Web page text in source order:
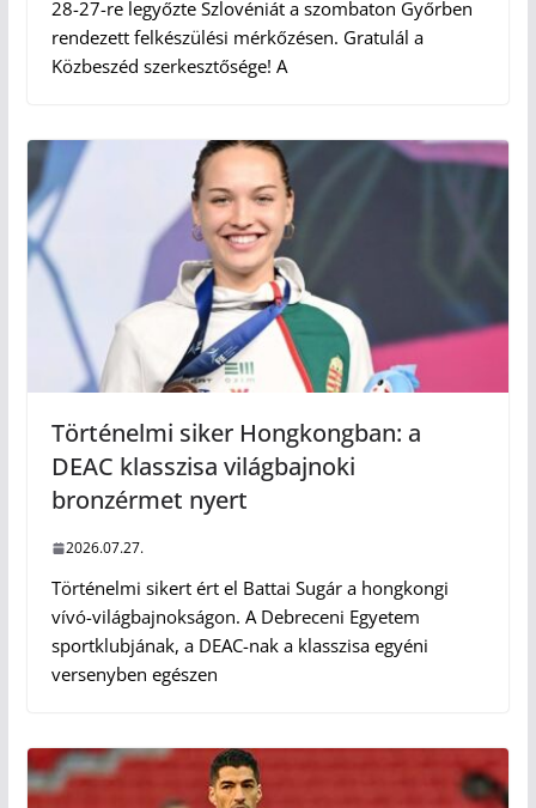
28-27-re legyőzte Szlovéniát a szombaton Győrben
rendezett felkészülési mérkőzésen. Gratulál a
Közbeszéd szerkesztősége! A
Történelmi siker Hongkongban: a
DEAC klasszisa világbajnoki
bronzérmet nyert
2026.07.27.
Történelmi sikert ért el Battai Sugár a hongkongi
vívó-világbajnokságon. A Debreceni Egyetem
sportklubjának, a DEAC-nak a klasszisa egyéni
versenyben egészen